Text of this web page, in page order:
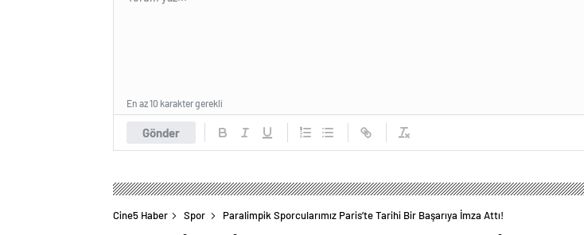
Gönder
En az 10 karakter gerekli
Cine5 Haber Spor Paralimpik Sporcularımız Paris’te Tarihi Bir Başarıya İmza Attı!